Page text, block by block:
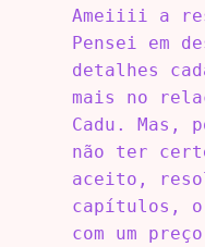
Ameiiii a
Pensei em
detalhes
mais no
Cadu. Mas,
não ter
aceito,
capítulos, o
com um